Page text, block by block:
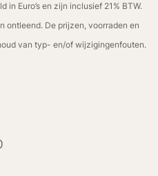
Euro’s en zijn inclusief 21% BTW.
ontleend. De prijzen, voorraden en
van typ- en/of wijzigingenfouten.